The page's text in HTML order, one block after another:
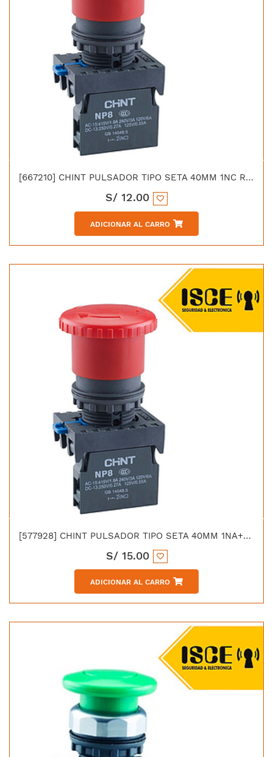
[667210] CHINT PULSADOR TIPO SETA 40MM 1NC ROJO
S/ 12.00
ADICIONAR AL CARRO
[577928] CHINT PULSADOR TIPO SETA 40MM 1NA+1NC ROJO NP8 11M/14
S/ 15.00
ADICIONAR AL CARRO